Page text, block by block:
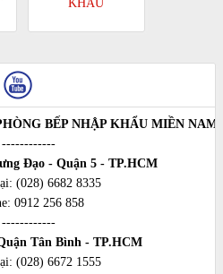
KHẨU
BẾP NHẬP KHẨU MIỀN NAM
------------
Đạo - Quận 5 - TP.HCM
(028) 6682 8335
0912 256 858
------------
Tân Bình - TP.HCM
(028) 6672 1555